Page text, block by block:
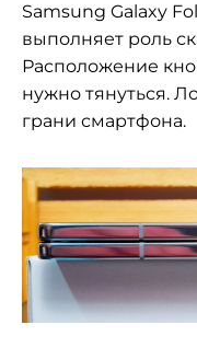
Samsung Galaxy
выполняет роль
Расположение
нужно тянуться.
грани смартфона.